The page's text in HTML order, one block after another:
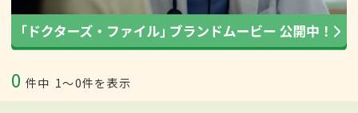
0 件中 1〜0件を表示